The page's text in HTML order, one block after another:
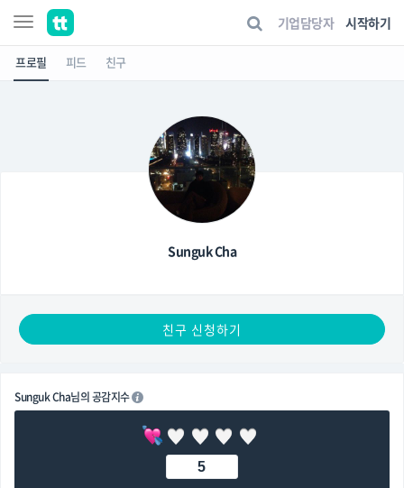
기업담당자 시작하기
프로필 피드 친구
Sunguk Cha
친구 신청하기
Sunguk Cha님의 공감지수
5